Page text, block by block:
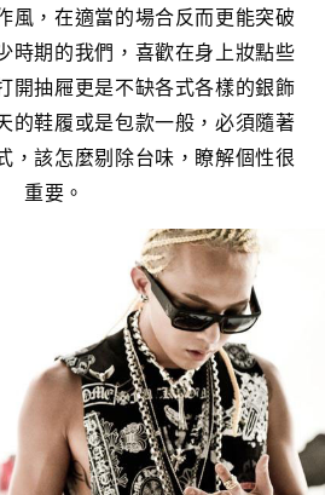
風，在適當的場合反而更能突破
時期的我們，喜歡在身上妝點些
開抽屜更是不缺各式各樣的銀飾
的鞋履或是包款一般，必須隨著
，該怎麼剔除台味，瞭解個性很
重要。